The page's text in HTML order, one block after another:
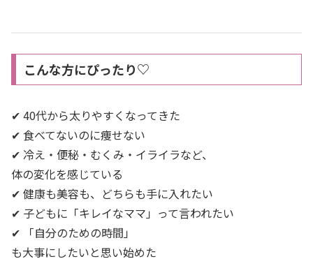
こんな方にぴったり♡
✔︎ 40代から太りやすくなってきた
✔︎ 食べてないのに痩せない
✔︎ 冷え・便秘・むくみ・イライラなど、
体の変化を感じている
✔︎ 健康も美容も、どちらも手に入れたい
✔︎ 子どもに「キレイなママ」って言われたい
✔︎ 「自分のための時間」
も大事にしたいと思い始めた